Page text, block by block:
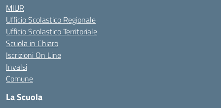
MIUR
Ufficio Scolastico Regionale
Ufficio Scolastico Territoriale
Scuola in Chiaro
Iscrizioni On Line
Invalsi
Comune
La Scuola